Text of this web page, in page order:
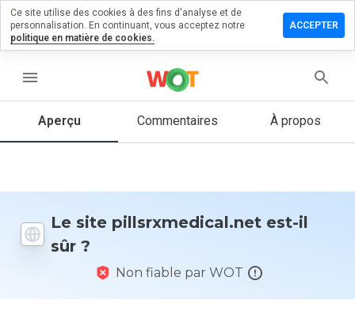
menu
Aperçu Commentaires À propos
Le site pillsrxmedical.net est-il
sûr ?
Non fiable par WOT
un
sur
Quelle
donneriez-
Ce site utilise des cookies à des fins d'analyse et de
personnalisation. En continuant, vous acceptez notre
politique en matière de cookies.
ACCEPTER